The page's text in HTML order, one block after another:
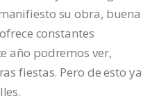
su obra, buena
constantes
año podremos ver,
fiestas. Pero de esto ya